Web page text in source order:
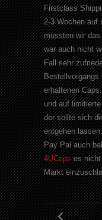
Firstclass
2-3 Wochen auf
mussten wir
war auch nicht
Fall sehr
Bestellvorgangs
erhaltenen
und auf
der sollte sich
entgehen
Pay Pal auch
4UCapses nicht
Markt